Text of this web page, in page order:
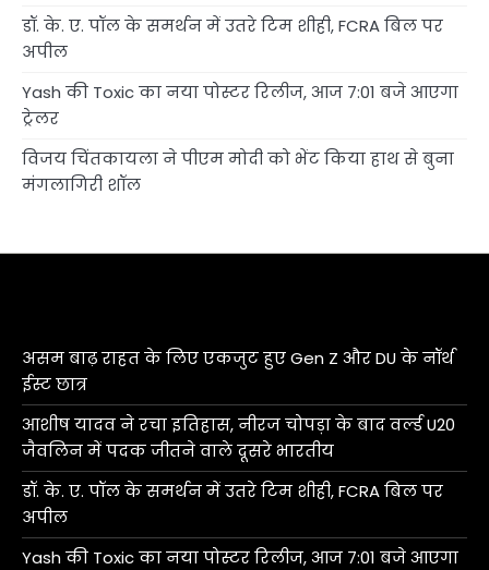
डॉ. के. ए. पॉल के समर्थन में उतरे टिम शीही, FCRA बिल पर
अपील
Yash की Toxic का नया पोस्टर रिलीज, आज 7:01 बजे आएगा
ट्रेलर
विजय चिंतकायला ने पीएम मोदी को भेंट किया हाथ से बुना
मंगलागिरी शॉल
असम बाढ़ राहत के लिए एकजुट हुए Gen Z और DU के नॉर्थ
ईस्ट छात्र
आशीष यादव ने रचा इतिहास, नीरज चोपड़ा के बाद वर्ल्ड U20
जैवलिन में पदक जीतने वाले दूसरे भारतीय
डॉ. के. ए. पॉल के समर्थन में उतरे टिम शीही, FCRA बिल पर
अपील
Yash की Toxic का नया पोस्टर रिलीज, आज 7:01 बजे आएगा